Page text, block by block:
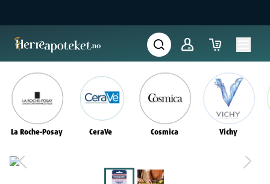
La Roche-Posay CeraVe Cosmica Vichy